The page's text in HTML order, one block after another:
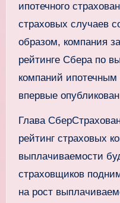
ипотечного
страховых случаев
образом, компания
рейтинге Сбера по
компаний
впервые
Глава
рейтинг страховых
выплачиваемости
страховщиков
на рост